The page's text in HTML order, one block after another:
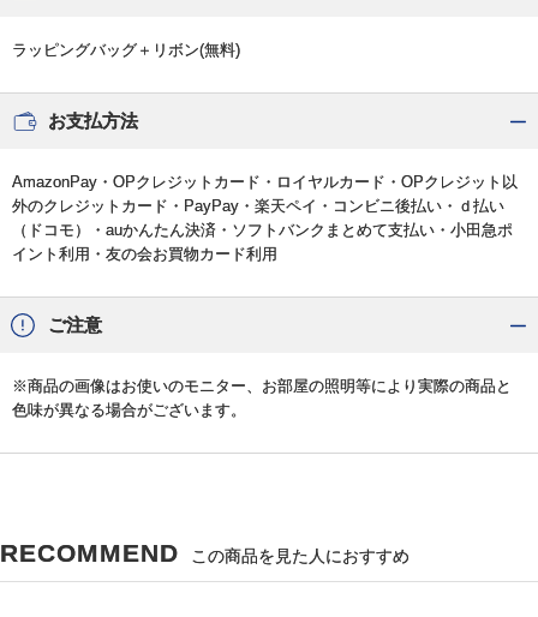
ラッピングバッグ＋リボン(無料)
お支払方法
AmazonPay・OPクレジットカード・ロイヤルカード・OPクレジット以
外のクレジットカード・PayPay・楽天ペイ・コンビニ後払い・ｄ払い
（ドコモ）・auかんたん決済・ソフトバンクまとめて支払い・小田急ポ
イント利用・友の会お買物カード利用
ご注意
※商品の画像はお使いのモニター、お部屋の照明等により実際の商品と
色味が異なる場合がございます。
RECOMMEND この商品を見た人におすすめ